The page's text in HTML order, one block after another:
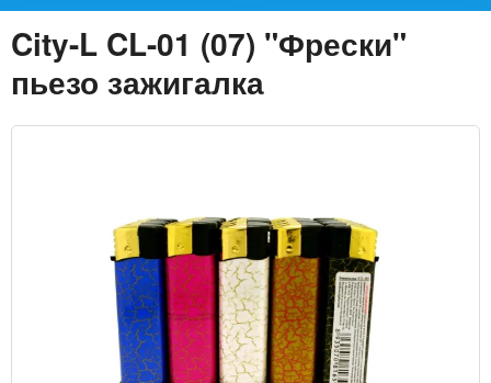
City-L CL-01 (07) "Фрески"
пьезо зажигалка